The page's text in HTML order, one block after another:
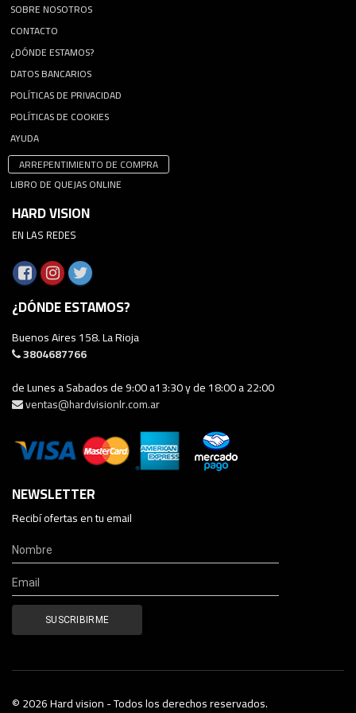
SOBRE NOSOTROS
CONTACTO
¿DÓNDE ESTAMOS?
DATOS BANCARIOS
POLÍTICAS DE PRIVACIDAD
POLÍTICAS DE COOKIES
AYUDA
ARREPENTIMIENTO DE COMPRA
LIBRO DE QUEJAS ONLINE
HARD VISION
EN LAS REDES
¿DÓNDE ESTAMOS?
Buenos Aires 158. La Rioja
3804687766
de Lunes a Sabados de 9:00 a13:30 y de 18:00 a 22:00
ventas@hardvisionlr.com.ar
NEWSLETTER
Recibí ofertas en tu email
© 2026 Hard vision - Todos los derechos reservados.